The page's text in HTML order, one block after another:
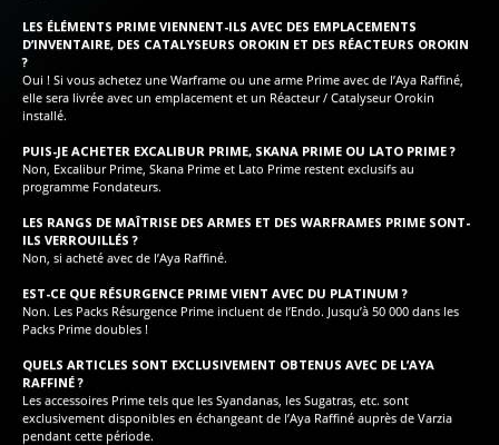
LES ÉLÉMENTS PRIME VIENNENT-ILS AVEC DES EMPLACEMENTS
D’INVENTAIRE, DES CATALYSEURS OROKIN ET DES RÉACTEURS OROKIN
?
Oui ! Si vous achetez une Warframe ou une arme Prime avec de l’Aya Raffiné,
elle sera livrée avec un emplacement et un Réacteur / Catalyseur Orokin
installé.
PUIS-JE ACHETER EXCALIBUR PRIME, SKANA PRIME OU LATO PRIME ?
Non, Excalibur Prime, Skana Prime et Lato Prime restent exclusifs au
programme Fondateurs.
LES RANGS DE MAÎTRISE DES ARMES ET DES WARFRAMES PRIME SONT-
ILS VERROUILLÉS ?
Non, si acheté avec de l’Aya Raffiné.
EST-CE QUE RÉSURGENCE PRIME VIENT AVEC DU PLATINUM ?
Non. Les Packs Résurgence Prime incluent de l’Endo. Jusqu’à 50 000 dans les
Packs Prime doubles !
QUELS ARTICLES SONT EXCLUSIVEMENT OBTENUS AVEC DE L’AYA
RAFFINÉ ?
Les accessoires Prime tels que les Syandanas, les Sugatras, etc. sont
exclusivement disponibles en échangeant de l’Aya Raffiné auprès de Varzia
pendant cette période.